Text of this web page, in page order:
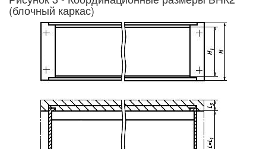
(блочный каркас)